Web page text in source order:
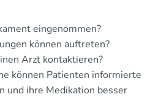
eingenommen?
können auftreten?
Arzt kontaktieren?
können Patienten informierte
und ihre Medikation besser